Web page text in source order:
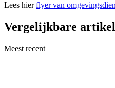
Lees hierflyer van
Vergelijkbare
Meest recent